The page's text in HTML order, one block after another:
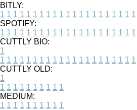
BITLY:
1 1 1 1 1 1 1 1 1 1 1 1 1 1 1 1 1 1 1 1 1
SPOTIFY:
1 1 1 1 1 1 1 1 1 1 1 1 1 1 1 1 1 1 1 1 1
CUTTLY BIO:
1
1 1 1 1 1 1 1 1 1 1 1 1 1 1 1 1 1 1 1 1 1
CUTTLY OLD:
1
1 1 1 1 1 1 1 1 1 1
MEDIUM:
1 1 1 1 1 1 1 1 1 1